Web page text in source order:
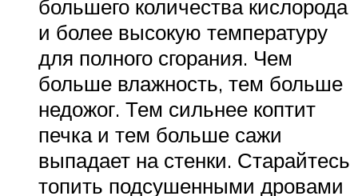
большего количества кислорода
и более высокую температуру
для полного сгорания. Чем
больше влажность, тем больше
недожог. Тем сильнее коптит
печка и тем больше сажи
выпадает на стенки. Старайтесь
топить подсушенными дровами